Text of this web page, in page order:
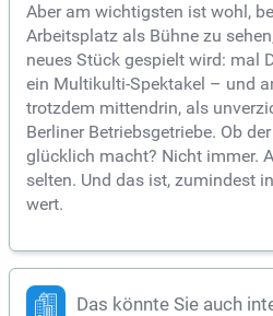
Aber am wichtigsten ist wohl,
Arbeitsplatz als Bühne zu
neues Stück gespielt wird: mal
ein Multikulti-Spektakel – und
trotzdem mittendrin, als
Berliner Betriebsgetriebe. Ob
glücklich macht? Nicht immer.
selten. Und das ist, zumindest
wert.
Das könnte Sie auch